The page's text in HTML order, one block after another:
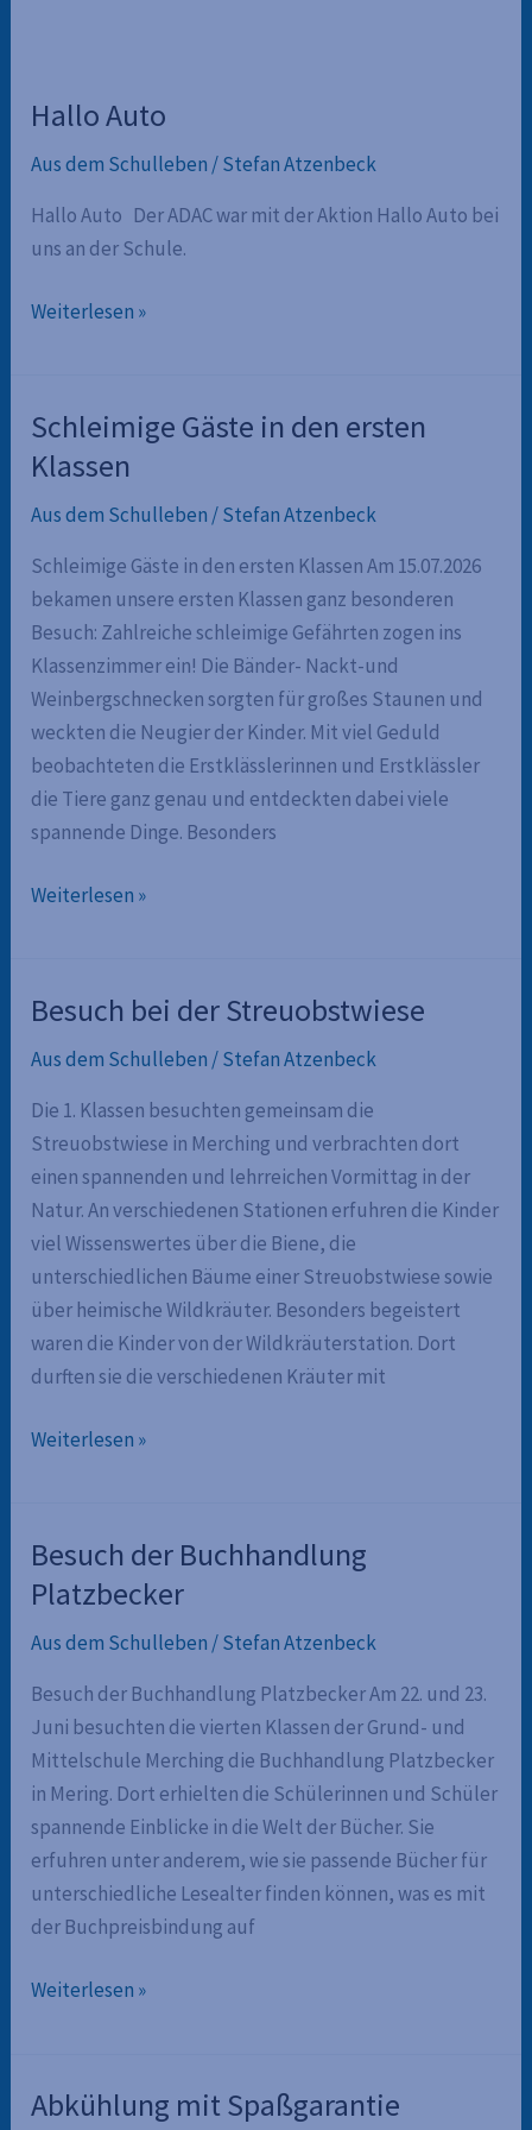
Hallo Auto
Aus dem Schulleben /Stefan Atzenbeck
Hallo Auto Der ADAC war mit der Aktion Hallo Auto bei
uns an der Schule.
Hallo
Weiterlesen »
Schleimige Gäste in den ersten
Klassen
Aus dem Schulleben /Stefan Atzenbeck
Schleimige Gäste in den ersten Klassen Am 15.07.2026
bekamen unsere ersten Klassen ganz besonderen
Besuch: Zahlreiche schleimige Gefährten zogen ins
Klassenzimmer ein! Die Bänder- Nackt-und
Weinbergschnecken sorgten für großes Staunen und
weckten die Neugier der Kinder. Mit viel Geduld
beobachteten die Erstklässlerinnen und Erstklässler
die Tiere ganz genau und entdeckten dabei viele
spannende Dinge. Besonders
Schleimige
ersten
Klassen
Weiterlesen »
Besuch bei der Streuobstwiese
Aus dem Schulleben /Stefan Atzenbeck
Die 1. Klassen besuchten gemeinsam die
Streuobstwiese in Merching und verbrachten dort
einen spannenden und lehrreichen Vormittag in der
Natur. An verschiedenen Stationen erfuhren die Kinder
viel Wissenswertes über die Biene, die
unterschiedlichen Bäume einer Streuobstwiese sowie
über heimische Wildkräuter. Besonders begeistert
waren die Kinder von der Wildkräuterstation. Dort
durften sie die verschiedenen Kräuter mit
Besuch
Streuobstwiese
Weiterlesen »
Besuch der Buchhandlung
Platzbecker
Aus dem Schulleben /Stefan Atzenbeck
Besuch der Buchhandlung Platzbecker Am 22. und 23.
Juni besuchten die vierten Klassen der Grund- und
Mittelschule Merching die Buchhandlung Platzbecker
in Mering. Dort erhielten die Schülerinnen und Schüler
spannende Einblicke in die Welt der Bücher. Sie
erfuhren unter anderem, wie sie passende Bücher für
unterschiedliche Lesealter finden können, was es mit
der Buchpreisbindung auf
Besuch
Platzbecker
Weiterlesen »
Abkühlung mit Spaßgarantie